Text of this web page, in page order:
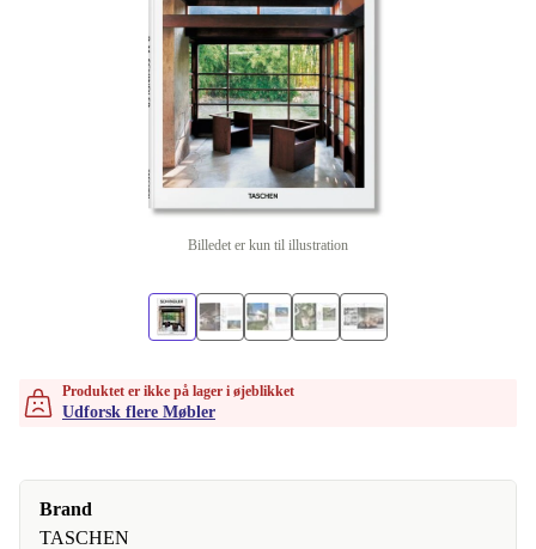
Billedet er kun til illustration
Produktet er ikke på lager i øjeblikket
Udforsk flere Møbler
Brand
TASCHEN